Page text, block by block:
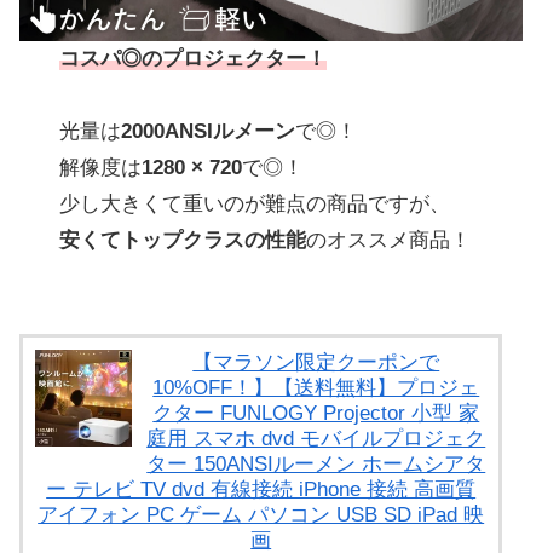
コスパ◎のプロジェクター！
光量は2000ANSIルメーンで◎！
解像度は1280 × 720で◎！
少し大きくて重いのが難点の商品ですが、
安くてトップクラスの性能のオススメ商品！
【マラソン限定クーポンで
10%OFF！】【送料無料】プロジェ
クター FUNLOGY Projector 小型 家
庭用 スマホ dvd モバイルプロジェク
ター 150ANSIルーメン ホームシアタ
ー テレビ TV dvd 有線接続 iPhone 接続 高画質
アイフォン PC ゲーム パソコン USB SD iPad 映
画